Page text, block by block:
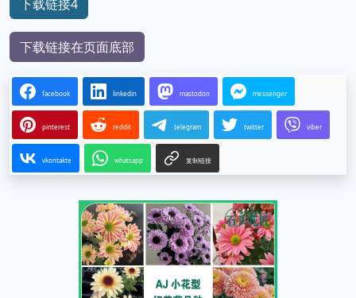
下载链接4
下载链接在页面底部
facebook linkedin mastodon messenger
pinterest reddit telegram twitter viber
vkontakte whatsapp 复制链接